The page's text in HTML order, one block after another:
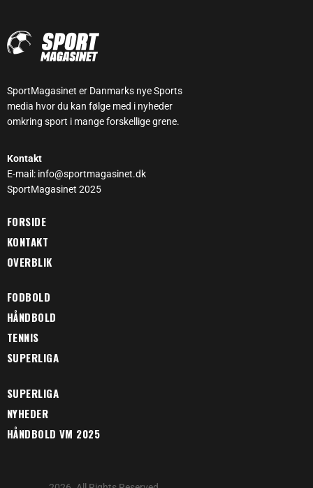
SportMagasinet er Danmarks nye Sports
media hvor du kan følge med i nyheder
omkring sport i mange forskellige grene.
Kontakt
E-mail: info@sportmagasinet.dk
SportMagasinet 2025
FORSIDE
KONTAKT
OVERBLIK
FODBOLD
HÅNDBOLD
TENNIS
SUPERLIGA
SUPERLIGA
NYHEDER
HÅNDBOLD VM 2025